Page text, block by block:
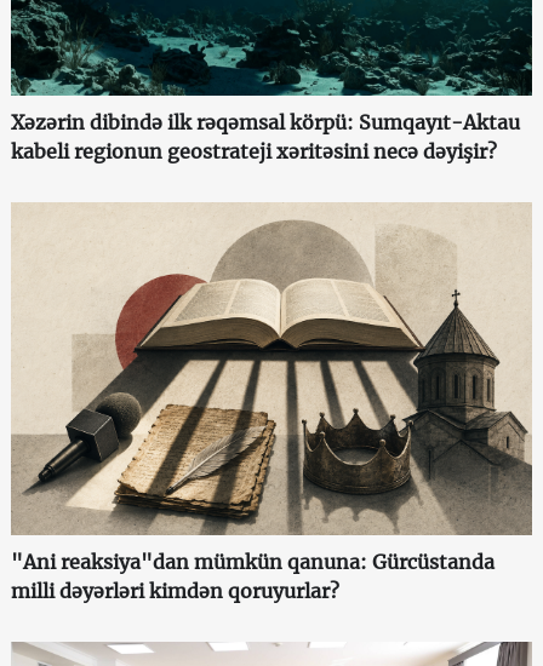
Xəzərin dibində ilk rəqəmsal körpü: Sumqayıt-Aktau
kabeli regionun geostrateji xəritəsini necə dəyişir?
"Ani reaksiya"dan mümkün qanuna: Gürcüstanda
milli dəyərləri kimdən qoruyurlar?